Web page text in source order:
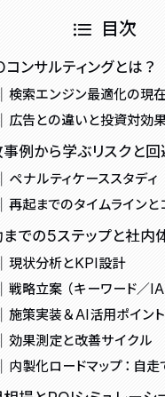
目次
ンサルティングとは？
検索エンジン最適化の現
広告との違いと投資対効
例から学ぶリスクと
ペナルティケーススタディ
再起までのタイムラインと
での5ステップと社内
現状分析とKPI設計
戦略立案（キーワード／IA
施策実装＆AI活用ポイント
効果測定と改善サイクル
内製化ロードマップ：自